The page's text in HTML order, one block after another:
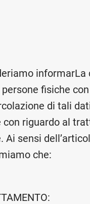
informarLa
fisiche
di tali
con riguardo al
sensi
che: